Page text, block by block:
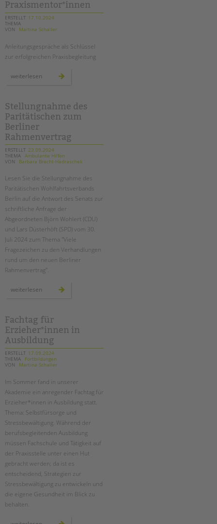
erfahrungsbericht
Praxismentor*innen
ERSTELLT 17.10.2024
THEMA
VON
Martina Schaller
Anleitungsgespräche als Schlüssel
zur erfolgreichen Praxisbegleitung
weiterlesen fachtag
Stellungnahme des
Paritätischen zum
Berliner
Rahmenvertrag
ERSTELLT 23.09.2024
THEMA Ambulante Hilfen
VON
Barbara Brecht-Hadraschek
Lesen Sie die Stellungnahme des
Paritätischen Wohlfahrtsverbands
Berlin auf die Antwort des Senats zur
schriftliche Anfrage der
Abgeordneten Björn Wohlert (CDU)
und Lars Düsterhöft (SPD) vom 30.
Juli 2024 zum Thema "Viele
Fragezeichen zu den Verhandlungen
rund um den neuen Berliner
Rahmenvertrag".
weiterlesen stellungnahme
rahmenvertrag
Fachtag für
Erzieher*innen in
Ausbildung
ERSTELLT 17.09.2024
THEMA
Fortbildungen
VON
Martina Schaller
Im Sommer fand in unserer
Akademie ein anregender Fachtag für
Erzieher*innen in Ausbildung statt.
Thema: Selbstfürsorge und
Stressbewältigung. Während der
berufsbegleitenden Ausbildung
müssen Fachschule und Tätigkeit auf
der Praxisstelle unter einen Hut
gebracht werden; da ist es
entscheidend, Strategien zur
Stressbewältigung zu entwickeln und
die eigene Gesundheit im Blick zu
behalten.